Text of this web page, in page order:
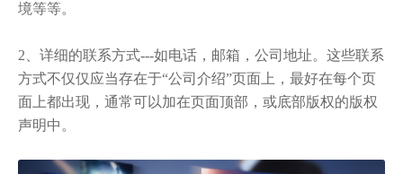
境等等。
2、详细的联系方式---如电话，邮箱，公司地址。这些联系
方式不仅仅应当存在于“公司介绍”页面上，最好在每个页
面上都出现，通常可以加在页面顶部，或底部版权的版权
声明中。